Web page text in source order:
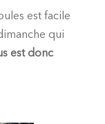
est facile
qui
est donc